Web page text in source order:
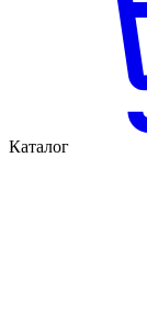
Каталог